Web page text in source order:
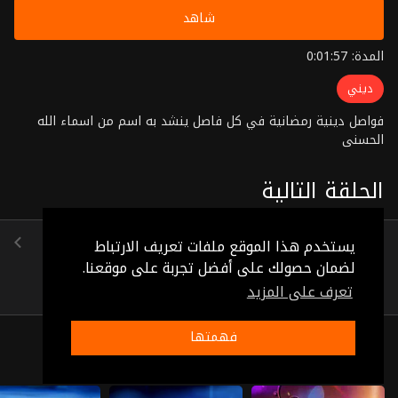
يستخدم هذا الموقع ملفات تعريف الارتباط
لضمان حصولك على أفضل تجربة على موقعنا.
تعرف على المزيد
فهمتها
شاهد
المدة: 0:01:57
ديني
فواصل دينية رمضانية في كل فاصل ينشد به اسم من اسماء الله
الحسنى
الحلقة التالية
الحلقة 41
(0:01:25)
ذات صلة